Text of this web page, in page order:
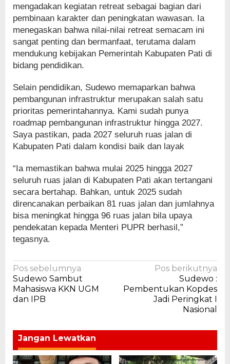
mengadakan kegiatan retreat sebagai bagian dari
pembinaan karakter dan peningkatan wawasan. Ia
menegaskan bahwa nilai-nilai retreat semacam ini
sangat penting dan bermanfaat, terutama dalam
mendukung kebijakan Pemerintah Kabupaten Pati di
bidang pendidikan.
Selain pendidikan, Sudewo memaparkan bahwa
pembangunan infrastruktur merupakan salah satu
prioritas pemerintahannya. Kami sudah punya
roadmap pembangunan infrastruktur hingga 2027.
Saya pastikan, pada 2027 seluruh ruas jalan di
Kabupaten Pati dalam kondisi baik dan layak
“Ia memastikan bahwa mulai 2025 hingga 2027
seluruh ruas jalan di Kabupaten Pati akan tertangani
secara bertahap. Bahkan, untuk 2025 sudah
direncanakan perbaikan 81 ruas jalan dan jumlahnya
bisa meningkat hingga 96 ruas jalan bila upaya
pendekatan kepada Menteri PUPR berhasil,”
tegasnya.
Navigasi
pos
Pos sebelumnya
Sudewo Sambut
Mahasiswa KKN UGM
dan IPB
Pos berikutnya
Sudewo :
Pembentukan Kopdes
Jadi Peringkat I
Nasional
Jangan Lewatkan